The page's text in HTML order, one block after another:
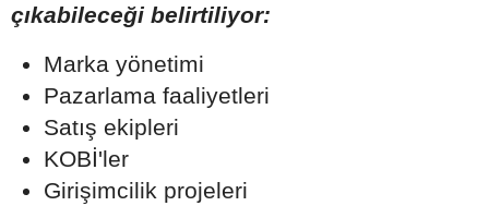
çıkabileceği belirtiliyor:
Marka yönetimi
Pazarlama faaliyetleri
Satış ekipleri
KOBİ'ler
Girişimcilik projeleri